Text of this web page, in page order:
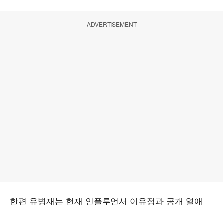
ADVERTISEMENT
한편 유병재는 현재 인플루언서 이유정과 공개 열애